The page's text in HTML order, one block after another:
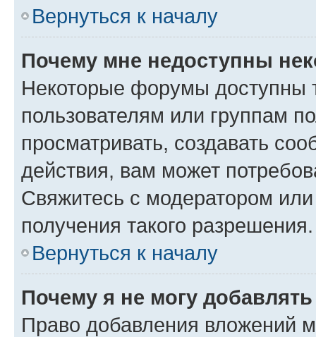
Вернуться к началу
Почему мне недоступны
Некоторые форумы доступны
пользователям или группам
просматривать, создавать
действия, вам может
Свяжитесь с модератором
получения такого разрешения.
Вернуться к началу
Почему я не могу
Право добавления вложений